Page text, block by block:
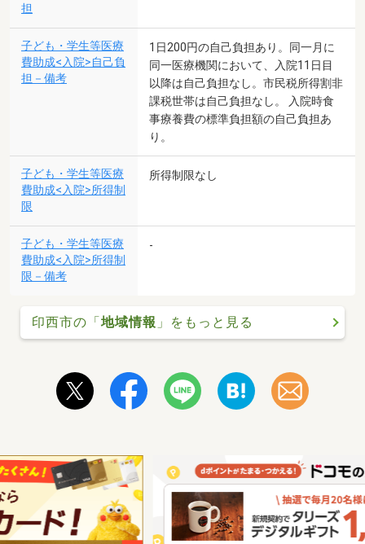
担
子ども・学生等医療
費助成<入院>自己負
担－備考
1日200円の自己負担あり。同一月に
同一医療機関において、入院11日目
以降は自己負担なし。市民税所得割非
課税世帯は自己負担なし。 入院時食
事療養費の標準負担額の自己負担あ
り。
子ども・学生等医療
費助成<入院>所得制
限
所得制限なし
子ども・学生等医療
費助成<入院>所得制
限－備考
-
印西市の「 地域情報 」をもっと見る